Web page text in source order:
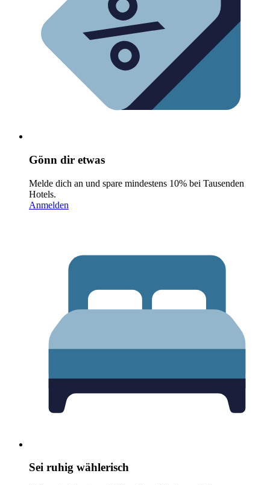
Gönn dir etwas
Melde dich an und spare mindestens 10% bei Tausenden
Hotels.
Anmelden
Sei ruhig wählerisch